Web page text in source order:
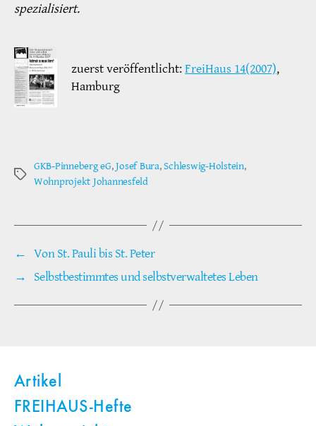
spezialisiert.
zuerst veröffentlicht:FreiHaus 14(2007),
Hamburg
Schlagwörter
GKB-Pinneberg eG,Josef Bura,Schleswig-Holstein,
Wohnprojekt Johannesfeld
← Von St. Pauli bis St. Peter
→
Selbstbestimmtes und selbstverwaltetes Leben
Artikel
FREIHAUS-Hefte